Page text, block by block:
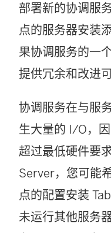
部署新的协调服
点的服务器安装
果协调服务的一
提供冗余和改进可
协调服务在与服
生大量的 I/O，
超过最低硬件要
Server，您可能
点的配置安装
未运行其他服务